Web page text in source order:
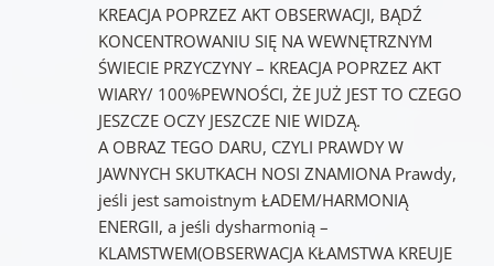
KREACJA POPRZEZ AKT OBSERWACJI, BĄDŹ
KONCENTROWANIU SIĘ NA WEWNĘTRZNYM
ŚWIECIE PRZYCZYNY – KREACJA POPRZEZ AKT
WIARY/ 100%PEWNOŚCI, ŻE JUŻ JEST TO CZEGO
JESZCZE OCZY JESZCZE NIE WIDZĄ.
A OBRAZ TEGO DARU, CZYLI PRAWDY W
JAWNYCH SKUTKACH NOSI ZNAMIONA Prawdy,
jeśli jest samoistnym ŁADEM/HARMONIĄ
ENERGII, a jeśli dysharmonią –
KLAMSTWEM(OBSERWACJA KŁAMSTWA KREUJE